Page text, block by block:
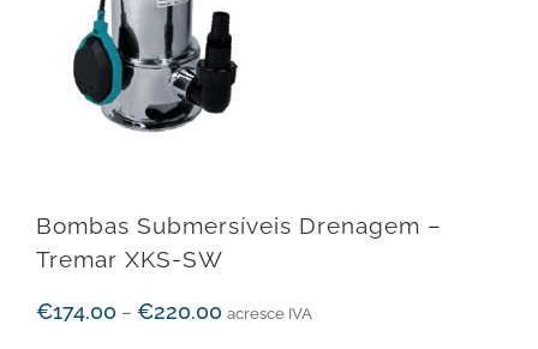
Bombas Submersíveis Drenagem –
Tremar XKS-SW
€174.00 – €220.00 acresce IVA